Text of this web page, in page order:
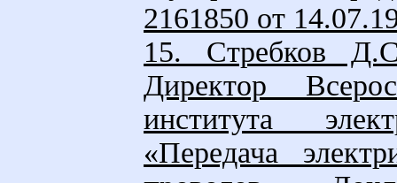
2161850 от
15. Стребков
Директор
института
«Передача